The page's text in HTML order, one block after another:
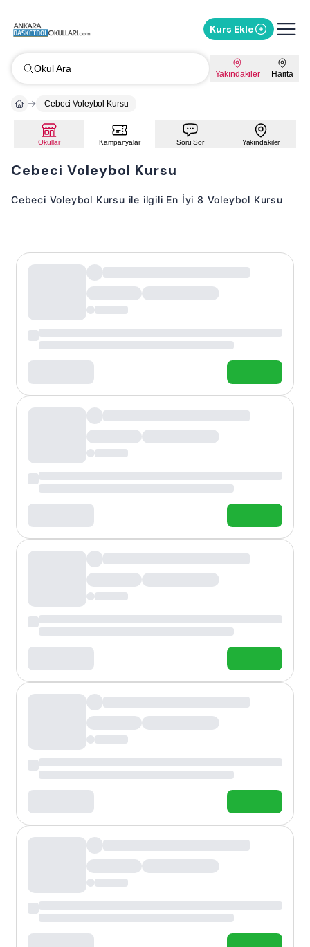
Kurs Ekle
Okul Ara Yakındakiler Harita
Cebeci Voleybol Kursu
Okullar Kampanyalar Soru Sor Yakındakiler
Cebeci Voleybol Kursu
Cebeci Voleybol Kursu ile ilgili En İyi 8 Voleybol Kursu